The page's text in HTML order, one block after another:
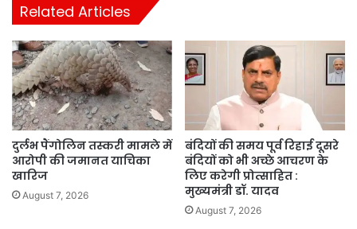
Related Articles
दुर्लभ पैंगोलिन तस्करी मामले में
आरोपी की जमानत याचिका
खारिज
August 7, 2026
बंदियों की समय पूर्व रिहाई दूसरे
बंदियों को भी अच्छे आचरण के
लिए करेगी प्रोत्साहित :
मुख्यमंत्री डॉ. यादव
August 7, 2026